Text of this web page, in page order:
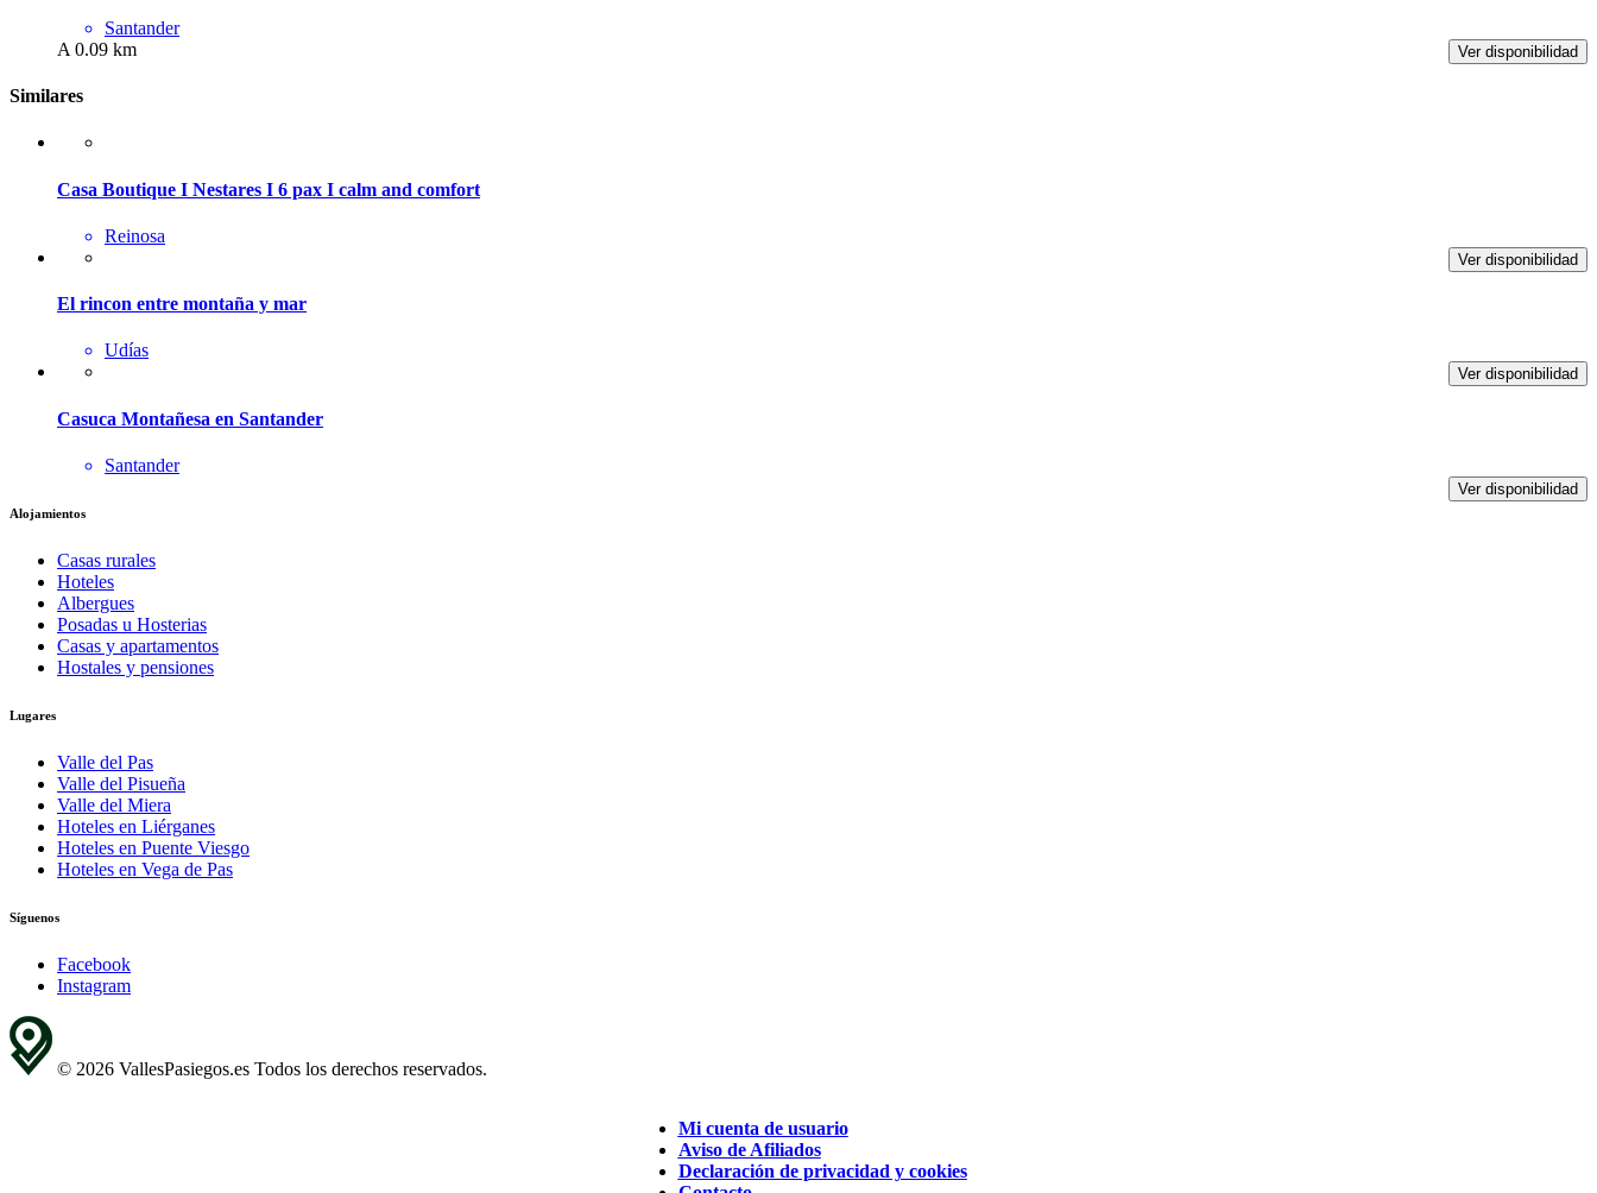
Santander
Ver disponibilidad
A 0.09 km
Similares
Casa Boutique I Nestares I 6 pax I calm and comfort
Reinosa
Ver disponibilidad
El rincon entre montaña y mar
Udías
Ver disponibilidad
Casuca Montañesa en Santander
Santander
Ver disponibilidad
Alojamientos
Casas rurales
Hoteles
Albergues
Posadas u Hosterias
Casas y apartamentos
Hostales y pensiones
Lugares
Valle del Pas
Valle del Pisueña
Valle del Miera
Hoteles en Liérganes
Hoteles en Puente Viesgo
Hoteles en Vega de Pas
Síguenos
Facebook
Instagram
© 2026 VallesPasiegos.es Todos los derechos reservados.
Mi cuenta de usuario
Aviso de Afiliados
Declaración de privacidad y cookies